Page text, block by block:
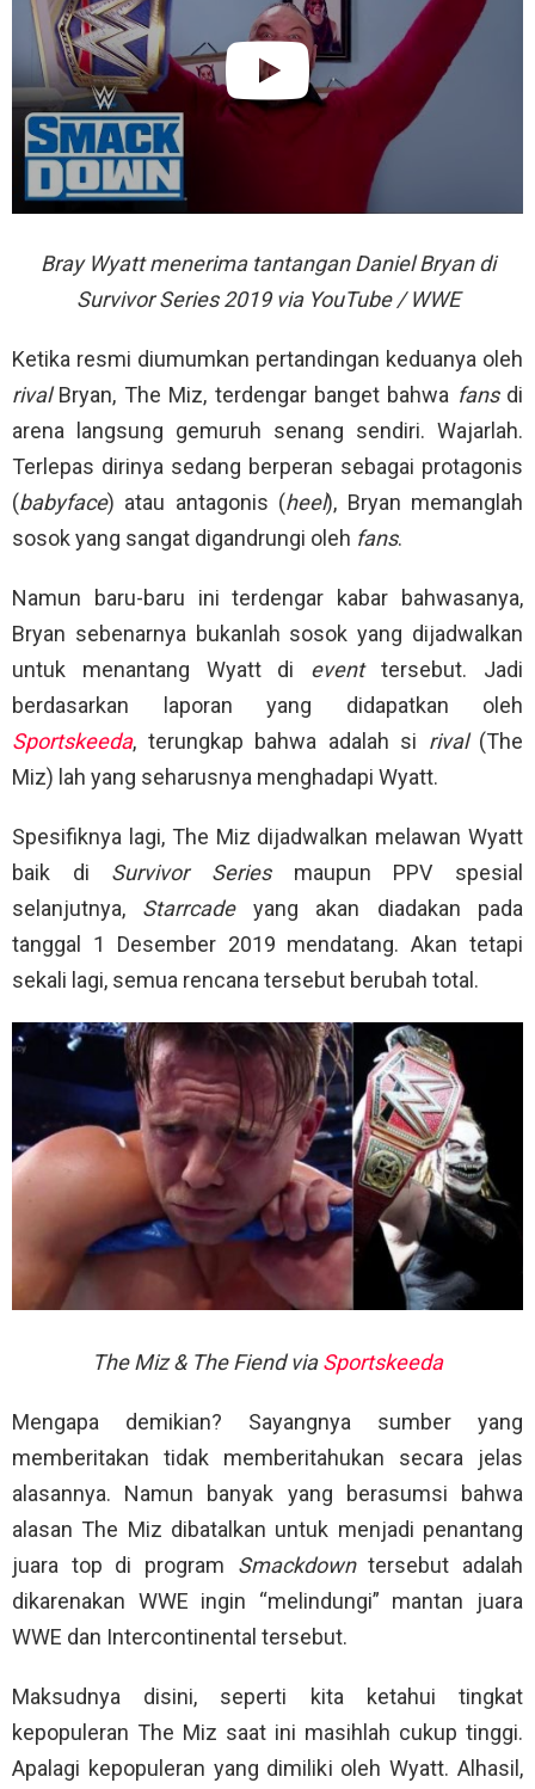
Bray Wyatt menerima tantangan Daniel Bryan di
Survivor Series 2019 via YouTube / WWE
Ketika resmi diumumkan pertandingan keduanya oleh
rivalBryan, The Miz, terdengar banget bahwa fans di
arena langsung gemuruh senang sendiri. Wajarlah.
Terlepas dirinya sedang berperan sebagai protagonis
(babyface) atau antagonis (heel), Bryan memanglah
sosok yang sangat digandrungi oleh fans.
Namun baru-baru ini terdengar kabar bahwasanya,
Bryan sebenarnya bukanlah sosok yang dijadwalkan
untuk menantang Wyatt di eventtersebut. Jadi
berdasarkan laporan yang didapatkan oleh
Sportskeeda, terungkap bahwa adalah si rival (The
Miz) lah yang seharusnya menghadapi Wyatt.
Spesifiknya lagi, The Miz dijadwalkan melawan Wyatt
baik di Survivor Seriesmaupun PPV spesial
selanjutnya, Starrcade yang akan diadakan pada
tanggal 1 Desember 2019 mendatang. Akan tetapi
sekali lagi, semua rencana tersebut berubah total.
The Miz & The Fiend viaSportskeeda
Mengapa demikian? Sayangnya sumber yang
memberitakan tidak memberitahukan secara jelas
alasannya. Namun banyak yang berasumsi bahwa
alasan The Miz dibatalkan untuk menjadi penantang
juara top di program Smackdowntersebut adalah
dikarenakan WWE ingin “melindungi” mantan juara
WWE dan Intercontinental tersebut.
Maksudnya disini, seperti kita ketahui tingkat
kepopuleran The Miz saat ini masihlah cukup tinggi.
Apalagi kepopuleran yang dimiliki oleh Wyatt. Alhasil,